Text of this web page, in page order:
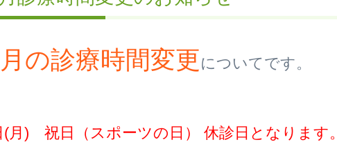
の診療時間変更についてです。
(月) 祝日（スポーツの日） 休診日となります。